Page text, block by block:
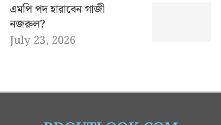
এমপি পদ হারাবেন গাজী
নজরুল?
July 23, 2026